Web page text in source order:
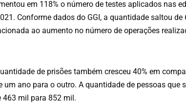
em 118% o número de testes aplicados nas
Conforme dados do GGI, a quantidade saltou
ao aumento no número de operações
de prisões também cresceu 40% em
um ano para o outro. A quantidade de pessoas que
463 mil para 852 mil.